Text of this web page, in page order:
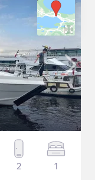
2 1